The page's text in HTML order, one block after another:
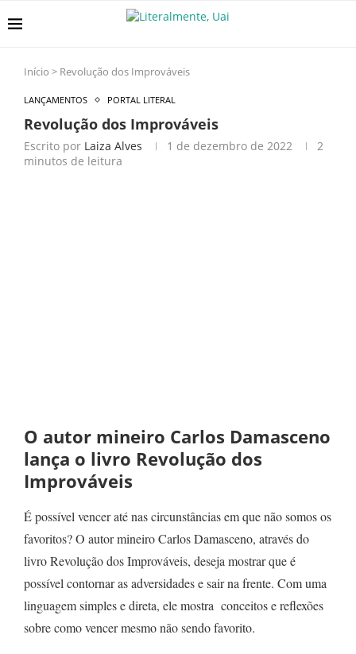
Início > Revolução dos Improváveis
LANÇAMENTOS PORTAL LITERAL
Revolução dos Improváveis
Escrito por Laiza Alves 1 de dezembro de 2022
2
minutos de leitura
O autor mineiro Carlos Damasceno
lança o livro Revolução dos
Improváveis
É possível vencer até nas circunstâncias em que não somos os
favoritos? O autor mineiro Carlos Damasceno, através do
livro Revolução dos Improváveis, deseja mostrar que é
possível contornar as adversidades e sair na frente. Com uma
linguagem simples e direta, ele mostra conceitos e reflexões
sobre como vencer mesmo não sendo favorito.